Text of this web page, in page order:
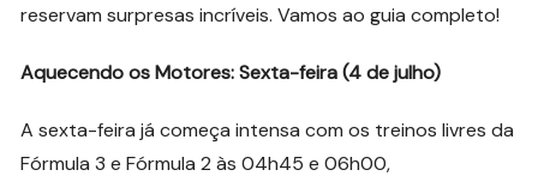
reservam surpresas incríveis. Vamos ao guia completo!
Aquecendo os Motores: Sexta-feira (4 de julho)
A sexta-feira já começa intensa com os treinos livres da
Fórmula 3 e Fórmula 2 às 04h45 e 06h00,